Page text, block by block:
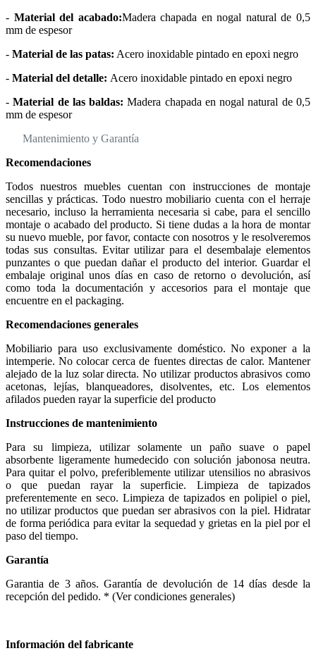
- Material del acabado:Madera chapada en nogal natural de 0,5
mm de espesor
- Material de las patas: Acero inoxidable pintado en epoxi negro
- Material del detalle: Acero inoxidable pintado en epoxi negro
- Material de las baldas: Madera chapada en nogal natural de 0,5
mm de espesor
Mantenimiento y Garantía
Recomendaciones
Todos nuestros muebles cuentan con instrucciones de montaje
sencillas y prácticas. Todo nuestro mobiliario cuenta con el herraje
necesario, incluso la herramienta necesaria si cabe, para el sencillo
montaje o acabado del producto. Si tiene dudas a la hora de montar
su nuevo mueble, por favor, contacte con nosotros y le resolveremos
todas sus consultas. Evitar utilizar para el desembalaje elementos
punzantes o que puedan dañar el producto del interior. Guardar el
embalaje original unos días en caso de retorno o devolución, así
como toda la documentación y accesorios para el montaje que
encuentre en el packaging.
Recomendaciones generales
Mobiliario para uso exclusivamente doméstico. No exponer a la
intemperie. No colocar cerca de fuentes directas de calor. Mantener
alejado de la luz solar directa. No utilizar productos abrasivos como
acetonas, lejías, blanqueadores, disolventes, etc. Los elementos
afilados pueden rayar la superficie del producto
Instrucciones de mantenimiento
Para su limpieza, utilizar solamente un paño suave o papel
absorbente ligeramente humedecido con solución jabonosa neutra.
Para quitar el polvo, preferiblemente utilizar utensilios no abrasivos
o que puedan rayar la superficie. Limpieza de tapizados
preferentemente en seco. Limpieza de tapizados en polipiel o piel,
no utilizar productos que puedan ser abrasivos con la piel. Hidratar
de forma periódica para evitar la sequedad y grietas en la piel por el
paso del tiempo.
Garantía
Garantia de 3 años. Garantía de devolución de 14 días desde la
recepción del pedido. * (Ver condiciones generales)
Información del fabricante